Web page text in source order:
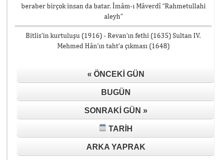
beraber birçok insan da batar. İmâm-ı Mâverdî “Rahmetullahi
aleyh”
Bitlis’in kurtuluşu (1916) - Revan’ın fethi (1635) Sultan IV.
Mehmed Hân’ın taht’a çıkması (1648)
« ÖNCEKI GÜN
BUGÜN
SONRAKI GÜN »
TARIH
ARKA YAPRAK